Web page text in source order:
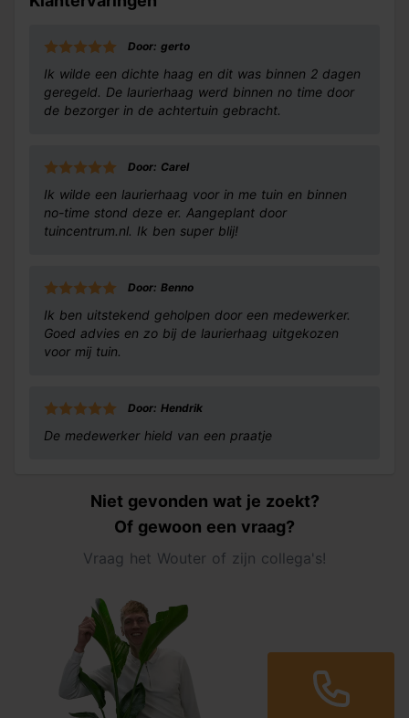
Door: gerto
Ik wilde een dichte haag en dit was binnen 2 dagen
geregeld. De laurierhaag werd binnen no time door
de bezorger in de achtertuin gebracht.
Door: Carel
Ik wilde een laurierhaag voor in me tuin en binnen
no-time stond deze er. Aangeplant door
tuincentrum.nl. Ik ben super blij!
Door: Benno
Ik ben uitstekend geholpen door een medewerker.
Goed advies en zo bij de laurierhaag uitgekozen
voor mij tuin.
Door: Hendrik
De medewerker hield van een praatje
Niet gevonden wat je zoekt?
Of gewoon een vraag?
Vraag het Wouter of zijn collega's!